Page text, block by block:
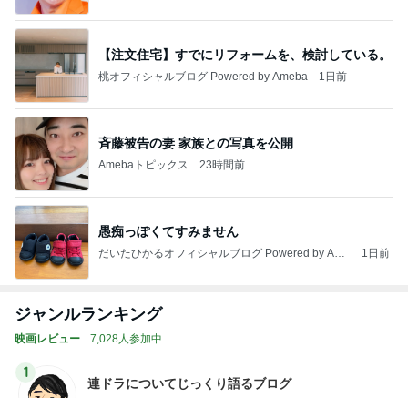
【注文住宅】すでにリフォームを、検討している。
桃オフィシャルブログ Powered by Ameba 1日前
斉藤被告の妻 家族との写真を公開
Amebaトピックス 23時間前
愚痴っぽくてすみません
だいたひかるオフィシャルブログ Powered by Ame
1日前
ジャンルランキング
映画レビュー 7,028人参加中
1
連ドラについてじっくり語るブログ